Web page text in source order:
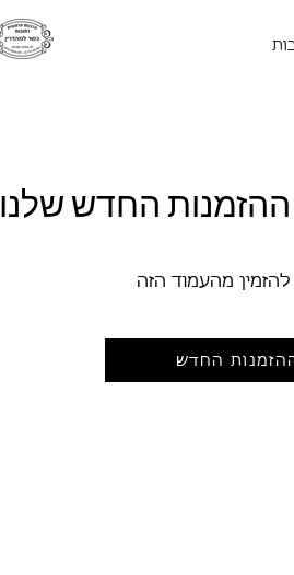
החדש שלנו
מהעמוד הזה
החדש